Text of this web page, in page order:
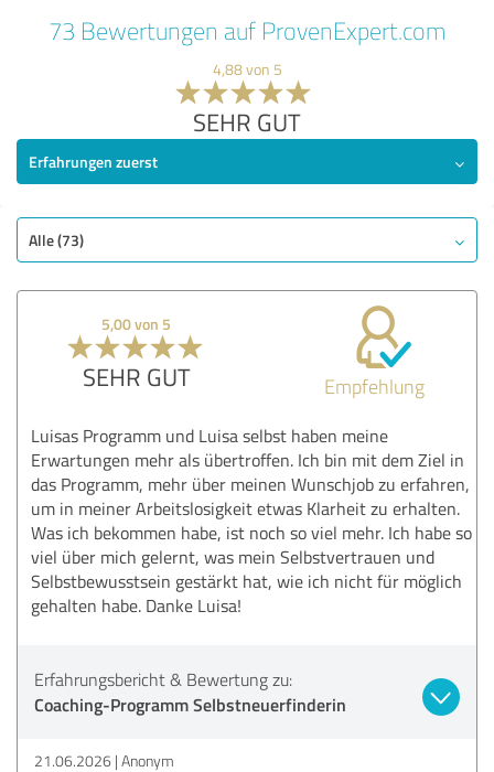
73 Bewertungen auf ProvenExpert.com
4,88 von 5
SEHR GUT
Erfahrungen zuerst
Alle (73)
5,00 von 5
SEHR GUT Empfehlung
Luisas Programm und Luisa selbst haben meine
Erwartungen mehr als übertroffen. Ich bin mit dem Ziel in
das Programm, mehr über meinen Wunschjob zu erfahren,
um in meiner Arbeitslosigkeit etwas Klarheit zu erhalten.
Was ich bekommen habe, ist noch so viel mehr. Ich habe so
viel über mich gelernt, was mein Selbstvertrauen und
Selbstbewusstsein gestärkt hat, wie ich nicht für möglich
gehalten habe. Danke Luisa!
Erfahrungsbericht & Bewertung zu:
Coaching-Programm Selbstneuerfinderin
21.06.2026 Anonym